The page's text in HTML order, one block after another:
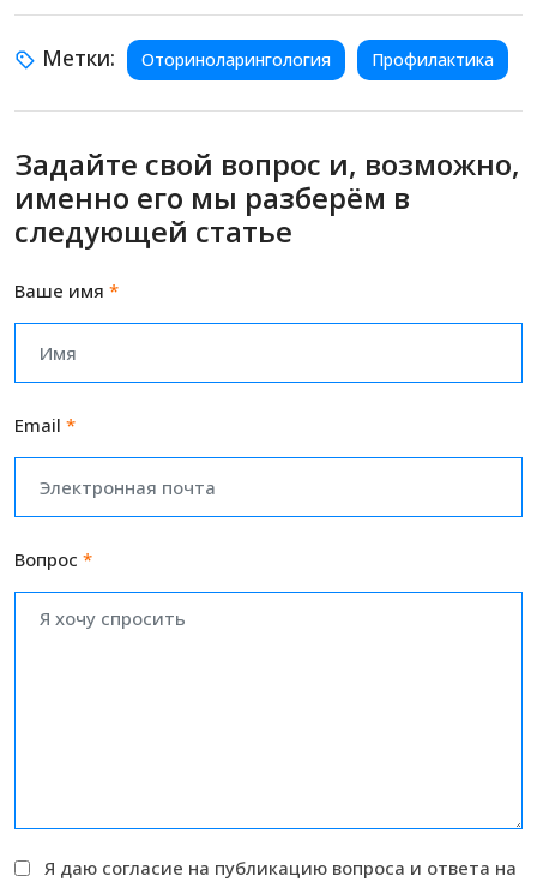
Метки: Оториноларингология Профилактика
Задайте свой вопрос и, возможно,
именно его мы разберём в
следующей статье
Ваше имя *
Email *
Вопрос *
Я даю согласие на публикацию вопроса и ответа на